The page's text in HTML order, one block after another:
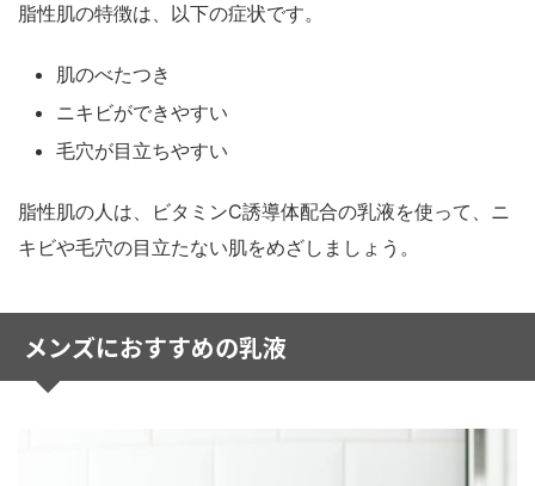
脂性肌の特徴は、以下の症状です。
肌のべたつき
ニキビができやすい
毛穴が目立ちやすい
脂性肌の人は、ビタミンC誘導体配合の乳液を使って、ニ
キビや毛穴の目立たない肌をめざしましょう。
メンズにおすすめの乳液